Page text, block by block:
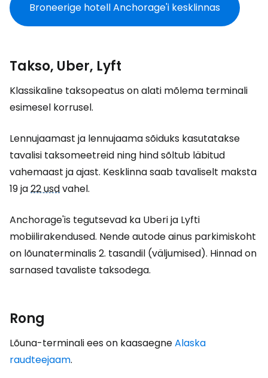
Broneerige hotell Anchorage'i kesklinnas
Takso, Uber, Lyft
Klassikaline taksopeatus on alati mõlema terminali
esimesel korrusel.
Lennujaamast ja lennujaama sõiduks kasutatakse
tavalisi taksomeetreid ning hind sõltub läbitud
vahemaast ja ajast. Kesklinna saab tavaliselt maksta
19 ja22 usdvahel.
Anchorage'is tegutsevad ka Uberi ja Lyfti
mobiilirakendused. Nende autode ainus parkimiskoht
on lõunaterminalis 2. tasandil (väljumised). Hinnad on
sarnased tavaliste taksodega.
Rong
Lõuna-terminali ees on kaasaegneAlaska
raudteejaam.